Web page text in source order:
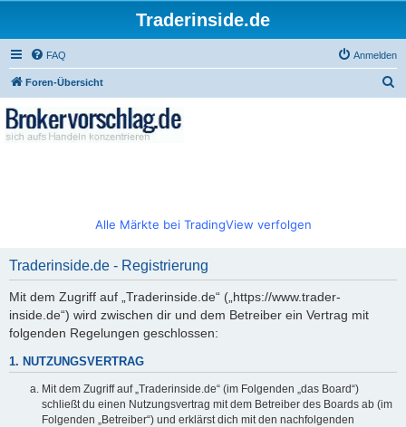
Traderinside.de
FAQ Anmelden
Foren-Übersicht
Alle Märkte bei TradingView verfolgen
Traderinside.de - Registrierung
Mit dem Zugriff auf „Traderinside.de“ („https://www.trader-
inside.de“) wird zwischen dir und dem Betreiber ein Vertrag mit
folgenden Regelungen geschlossen:
1. NUTZUNGSVERTRAG
Mit dem Zugriff auf „Traderinside.de“ (im Folgenden „das Board“)
schließt du einen Nutzungsvertrag mit dem Betreiber des Boards ab (im
Folgenden „Betreiber“) und erklärst dich mit den nachfolgenden